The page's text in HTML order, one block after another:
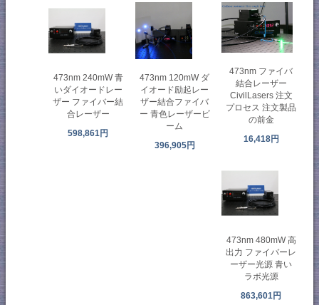
473nm 240mW 青
いダイオードレー
ザー ファイバー結
合レーザー
598,861円
473nm 120mW ダ
イオード励起レー
ザー結合ファイバ
ー 青色レーザービ
ーム
396,905円
473nm ファイバ
結合レーザー
CivilLasers 注文
プロセス 注文製品
の前金
16,418円
473nm 480mW 高
出力 ファイバーレ
ーザー光源 青い
ラボ光源
863,601円